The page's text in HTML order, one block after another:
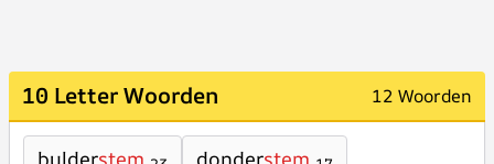
10 Letter Woorden 12 Woorden
bulderstem donderstem